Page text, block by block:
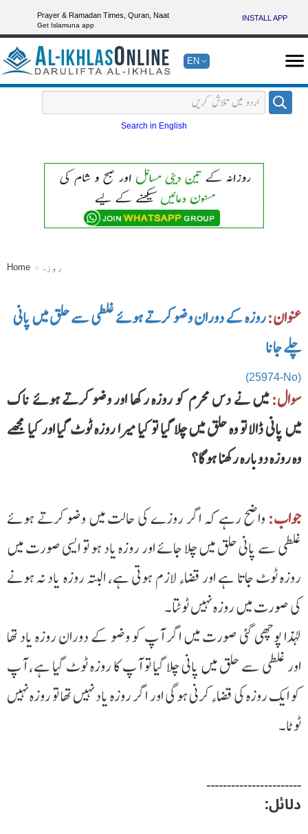
Prayer & Ramadan Times, Quran, Naat
Get Islamuna app
INSTALL APP
EN
Search in English
Home روزہ
عنوان:روزہ کے دوران وضو کرتے ہوئے غلطی سے حلق میں پانی
چلے جانا
(25974-No)
سوال:میں نے دس محرم کو روزہ رکھا اور وضو کرتے ہوئے ناک
میں پانی ڈالا تو وہ حلق میں چلا گیا تو کیا میرا روزہ ٹوٹ گیا اور کیا مجھے
وہ روزہ دوبارہ رکھنا ہوگا؟
جواب:واضح رہے کہ اگر روزے کی حالت میں وضو کرتے ہوئے
غلطی سے پانی حلق میں چلا جائے اور روزہ یاد ہو تو ایسی صورت میں
روزہ ٹوٹ جاتا ہے اور قضاء لازم ہوتی ہے، البتہ روزہ یاد نہ ہونے
کی صورت میں روزہ نہیں ٹوٹتا۔
لہذا پوچھی گئی صورت میں اگر آپ کو وضو کے دوران روزہ یاد تھا
اور غلطی سے حلق میں پانی چلا گیا تو آپ کا روزہ ٹوٹ گیا ہے، آپ
کو ایک روزہ کی قضاء کرنی ہوگی اور اگر روزہ یاد نہیں تھا تو روزہ نہیں
ٹوٹا۔
۔۔۔۔۔۔۔۔۔۔۔۔۔۔۔۔۔۔۔۔۔۔۔
دلائل: